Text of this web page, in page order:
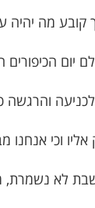
קובע מה יהיה
הכיפורים
והרגשה
וכי אנחנו
שבת לא נשמרת,